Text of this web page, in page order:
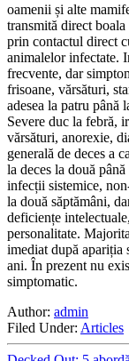
oamenii și alte
transmită direct
prin contactul direct
animalelor infectate.
frecvente, dar
frisoane, vărsături,
adesea la patru
Severe duc la febră,
vărsături, anorexie,
generală de deces a
la deces la două
infecții sistemice,
la două săptămâni,
deficiențe
personalitate.
imediat după apariția
ani. În prezent nu
simptomatic.
Author: admin
Filed Under: Articles